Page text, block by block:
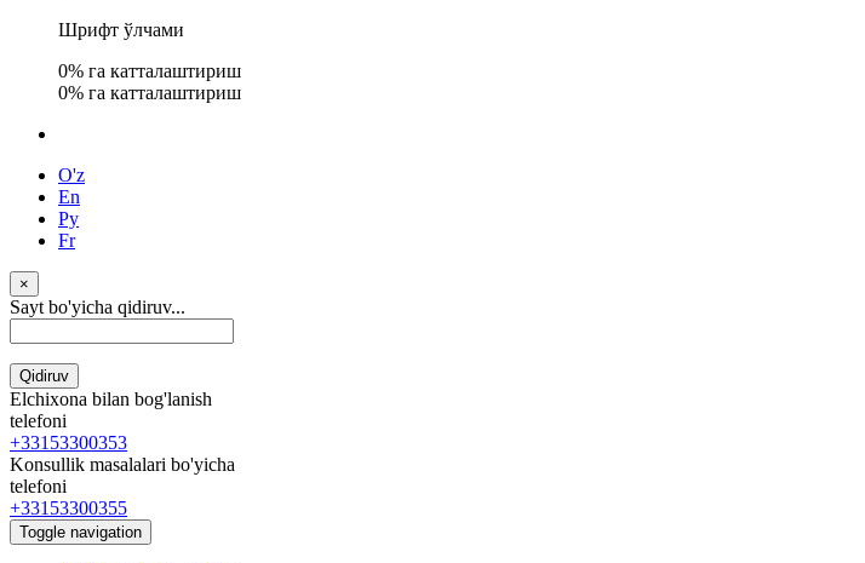
Шрифт ўлчами
0% га катталаштириш
0% га катталаштириш
O'z
En
Ру
Fr
×
Sayt bo'yicha qidiruv...
Qidiruv
Elchixona bilan bog'lanish
telefoni
+33153300353
Konsullik masalalari bo'yicha
telefoni
+33153300355
Toggle navigation